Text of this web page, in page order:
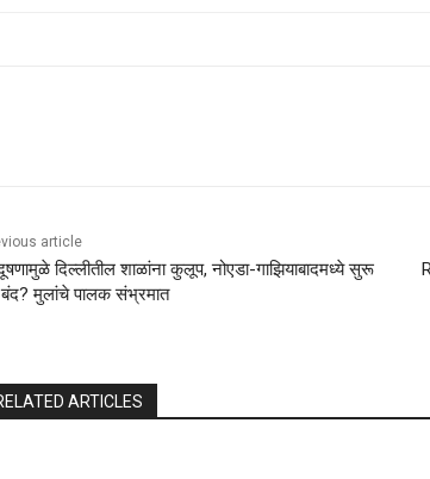
article
दिल्लीतील शाळांना कुलूप, नोएडा-गाझियाबादमध्ये सुरू
मुलांचे पालक संभ्रमात
ARTICLES